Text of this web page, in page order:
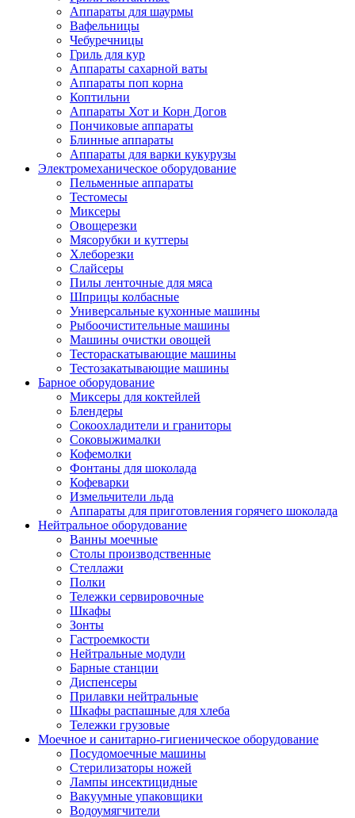
Аппараты для шаурмы
Вафельницы
Чебуречницы
Гриль для кур
Аппараты сахарной ваты
Аппараты поп корна
Коптильни
Аппараты Хот и Корн Догов
Пончиковые аппараты
Блинные аппараты
Аппараты для варки кукурузы
Электромеханическое оборудование
Пельменные аппараты
Тестомесы
Миксеры
Овощерезки
Мясорубки и куттеры
Хлеборезки
Слайсеры
Пилы ленточные для мяса
Шприцы колбасные
Универсальные кухонные машины
Рыбоочистительные машины
Машины очистки овощей
Тестораскатывающие машины
Тестозакатывающие машины
Барное оборудование
Миксеры для коктейлей
Блендеры
Сокоохладители и граниторы
Соковыжималки
Кофемолки
Фонтаны для шоколада
Кофеварки
Измельчители льда
Аппараты для приготовления горячего шоколада
Нейтральное оборудование
Ванны моечные
Столы производственные
Стеллажи
Полки
Тележки сервировочные
Шкафы
Зонты
Гастроемкости
Нейтральные модули
Барные станции
Диспенсеры
Прилавки нейтральные
Шкафы распашные для хлеба
Тележки грузовые
Моечное и санитарно-гигиеническое оборудование
Посудомоечные машины
Стерилизаторы ножей
Лампы инсектицидные
Вакуумные упаковщики
Водоумягчители